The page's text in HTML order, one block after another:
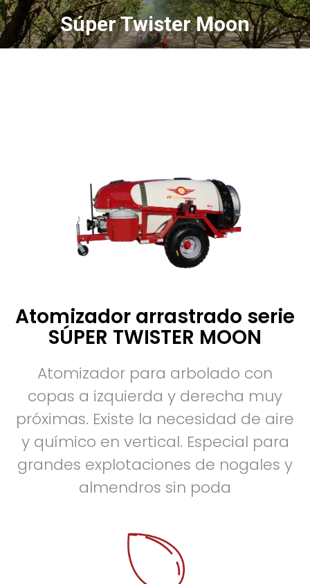
Súper Twister Moon
Atomizador arrastrado serie
SÚPER TWISTER MOON
Atomizador para arbolado con
copas a izquierda y derecha muy
próximas. Existe la necesidad de aire
y químico en vertical. Especial para
grandes explotaciones de nogales y
almendros sin poda